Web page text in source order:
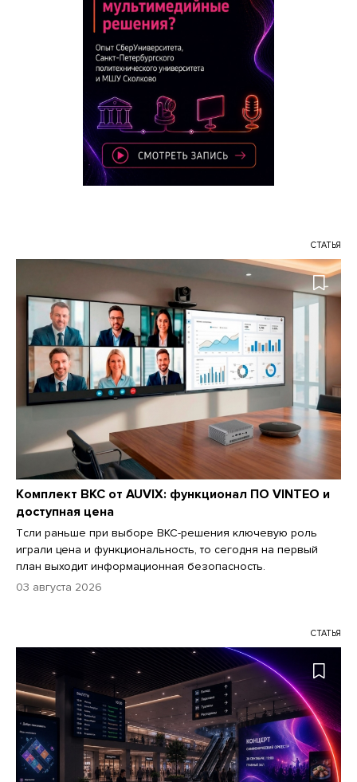
СТАТЬЯ
Комплект ВКС от AUVIX: функционал ПО VINTEO и
доступная цена
Tсли раньше при выборе ВКС-решения ключевую роль
играли цена и функциональность, то сегодня на первый
план выходит информационная безопасность.
03 августа 2026
СТАТЬЯ